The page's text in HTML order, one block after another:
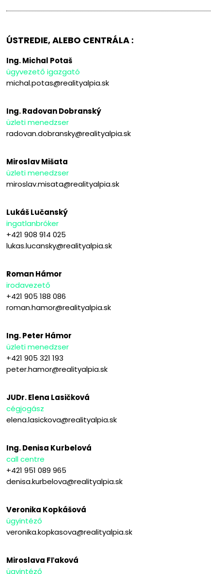
ÚSTREDIE, ALEBO CENTRÁLA :
Ing. Michal Potaš
ügyvezető igazgató
michal.potas@realityalpia.sk
Ing. Radovan Dobranský
üzleti menedzser
radovan.dobransky@realityalpia.sk
Miroslav Mišata
üzleti menedzser
miroslav.misata@realityalpia.sk
Lukáš Lučanský
ingatlanbróker
+421 908 914 025
lukas.lucansky@realityalpia.sk
Roman Hámor
irodavezető
+421 905 188 086
roman.hamor@realityalpia.sk
Ing. Peter Hámor
üzleti menedzser
+421 905 321 193
peter.hamor@realityalpia.sk
JUDr. Elena Lasičková
cégjogász
elena.lasickova@realityalpia.sk
Ing. Denisa Kurbelová
call centre
+421 951 089 965
denisa.kurbelova@realityalpia.sk
Veronika Kopkášová
ügyintéző
veronika.kopkasova@realityalpia.sk
Miroslava Fľaková
ügyintéző